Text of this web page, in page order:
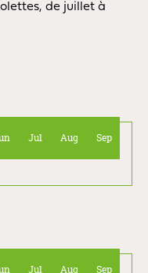
de juillet à
Jul Aug Sep
Jul Aug Sep